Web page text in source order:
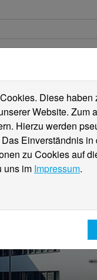
Diese
Website.
Hierzu werden
Einverständnis
zu Cookies auf
uns im Impressum.